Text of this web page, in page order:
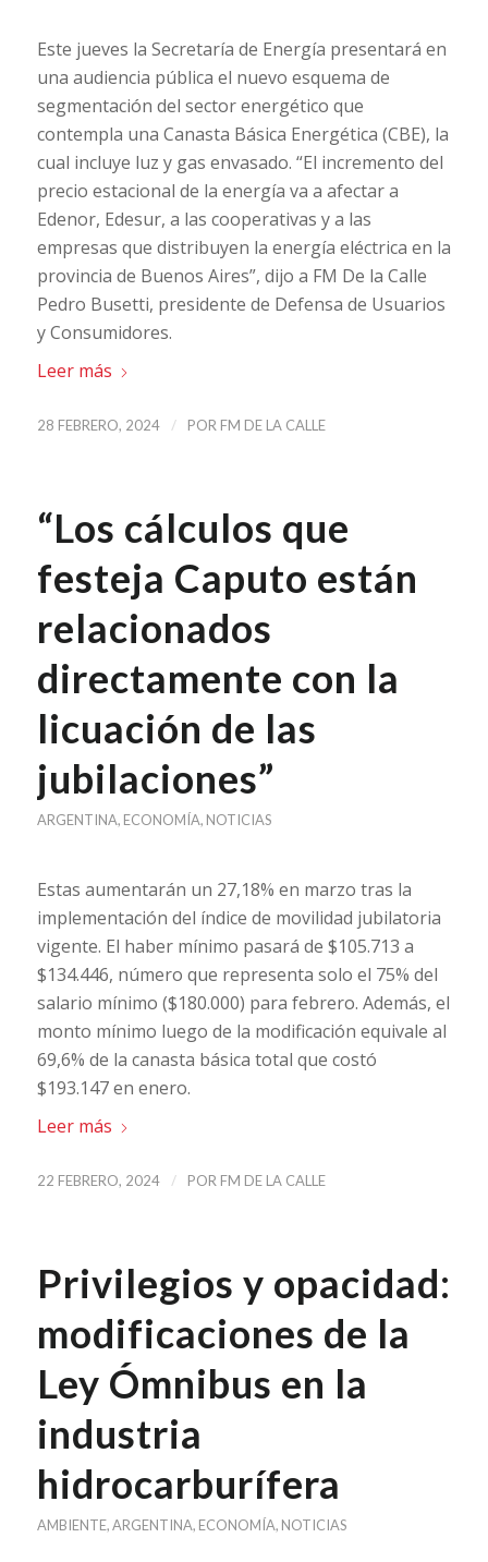
Este jueves la Secretaría de Energía presentará en
una audiencia pública el nuevo esquema de
segmentación del sector energético que
contempla una Canasta Básica Energética (CBE), la
cual incluye luz y gas envasado. “El incremento del
precio estacional de la energía va a afectar a
Edenor, Edesur, a las cooperativas y a las
empresas que distribuyen la energía eléctrica en la
provincia de Buenos Aires”, dijo a FM De la Calle
Pedro Busetti, presidente de Defensa de Usuarios
y Consumidores.
Leer más
28 FEBRERO, 2024 / POR FM DE LA CALLE
“Los cálculos que
festeja Caputo están
relacionados
directamente con la
licuación de las
jubilaciones”
ARGENTINA, ECONOMÍA, NOTICIAS
Estas aumentarán un 27,18% en marzo tras la
implementación del índice de movilidad jubilatoria
vigente. El haber mínimo pasará de $105.713 a
$134.446, número que representa solo el 75% del
salario mínimo ($180.000) para febrero. Además, el
monto mínimo luego de la modificación equivale al
69,6% de la canasta básica total que costó
$193.147 en enero.
Leer más
22 FEBRERO, 2024 / POR FM DE LA CALLE
Privilegios y opacidad:
modificaciones de la
Ley Ómnibus en la
industria
hidrocarburífera
AMBIENTE,ARGENTINA, ECONOMÍA, NOTICIAS